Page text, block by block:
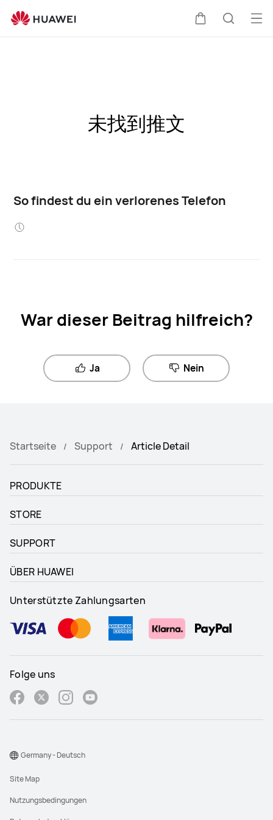
未找到推文
So findest du ein verlorenes Telefon
War dieser Beitrag hilfreich?
Ja Nein
Startseite Support Article Detail
PRODUKTE
STORE
SUPPORT
ÜBER HUAWEI
Unterstützte Zahlungsarten
Folge uns
Site Map
Nutzungsbedingungen
Germany - Deutsch